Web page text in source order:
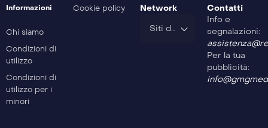
Informazioni
Chi siamo
Condizioni di
utilizzo
Condizioni di
utilizzo per i
minori
Cookie policy
Network
Siti del Gruppo
Contatti
Info e
segnalazioni:
Per la tua
pubblicità: